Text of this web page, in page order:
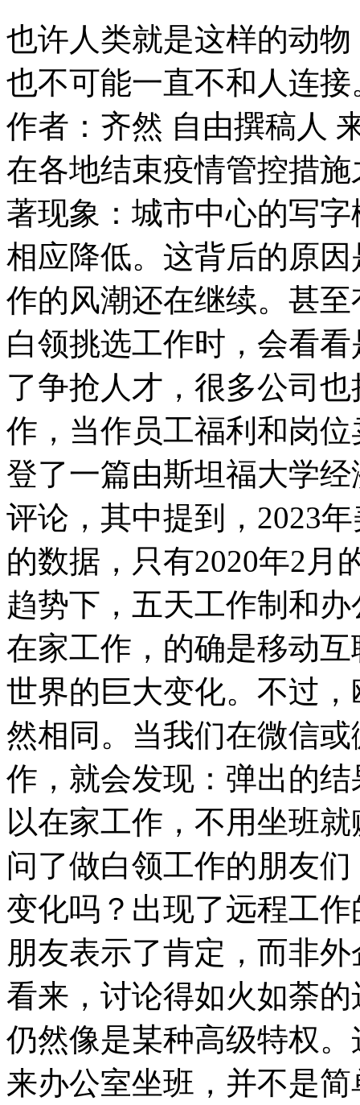
也许人类就是这样的动
也不可能一直不和人连接
作者：齐然 自由撰稿人
在各地结束疫情管控措
著现象：城市中心的写
相应降低。这背后的原
作的风潮还在继续。甚
白领挑选工作时，会看
了争抢人才，很多公司
作，当作员工福利和岗
登了一篇由斯坦福大学
评论，其中提到，2023
的数据，只有2020年2月
趋势下，五天工作制和
在家工作，的确是移动
世界的巨大变化。不过
然相同。当我们在微信
作，就会发现：弹出的
以在家工作，不用坐班
问了做白领工作的朋友
变化吗？出现了远程工
朋友表示了肯定，而非
看来，讨论得如火如荼
仍然像是某种高级特权
来办公室坐班，并不是